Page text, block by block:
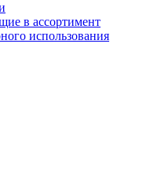
в ассортимент
использования